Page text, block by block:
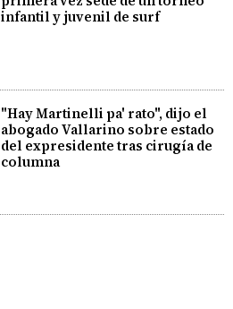
infantil y juvenil de surf
"Hay Martinelli pa' rato", dijo el
abogado Vallarino sobre estado
del expresidente tras cirugía de
columna